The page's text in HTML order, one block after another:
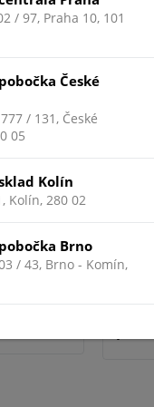
je nutné být
DO
opět
/ 97, Praha 10, 101
České
/ 131, České
05
Kolín
Kolín, 280 02
Brno
/ 43, Brno - Komín,